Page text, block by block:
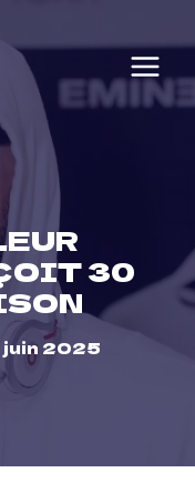
30
juin 2025